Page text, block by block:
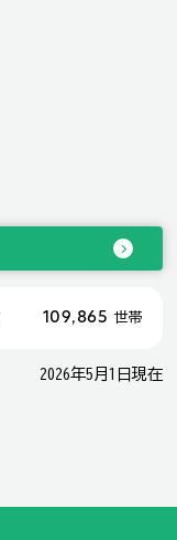
109,865 世帯
2026年5月1日現在